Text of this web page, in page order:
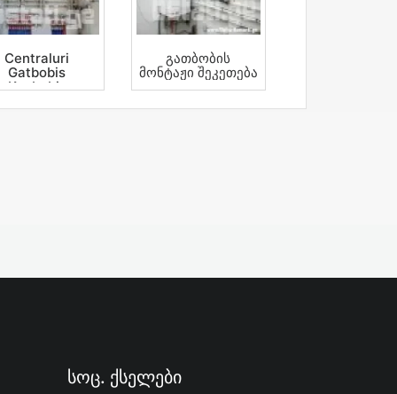
Centraluri
Gatbobis
Kvabebis
Გათბობის
Მონტაჟი Შეკეთება
Სოც. Ქსელები